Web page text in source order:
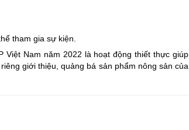
tham gia sự kiện.
Việt Nam năm 2022 là hoạt động thiết thực giúp
giới thiệu, quảng bá sản phẩm nông sản của